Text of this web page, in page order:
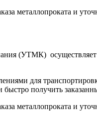
металлопроката и
(УТМК)
для
получить
металлопроката и